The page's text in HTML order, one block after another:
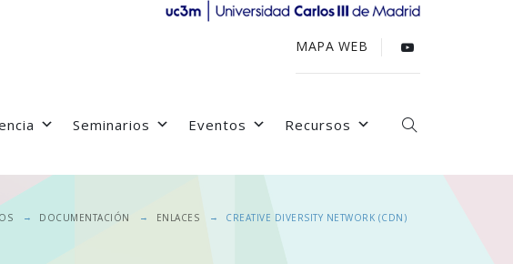
MAPA WEB
Seminarios Eventos Recursos
→ DOCUMENTACIÓN → ENLACES → CREATIVE DIVERSITY NETWORK (CDN)